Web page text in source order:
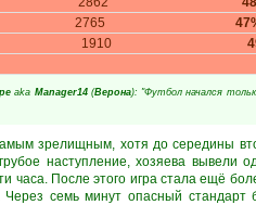
2765
1910
aka Manager14 (Верона): "Футбол начался
зрелищным, хотя до середины
наступление, хозяева вывели
часа. После этого игра стала ещё
семь минут опасный